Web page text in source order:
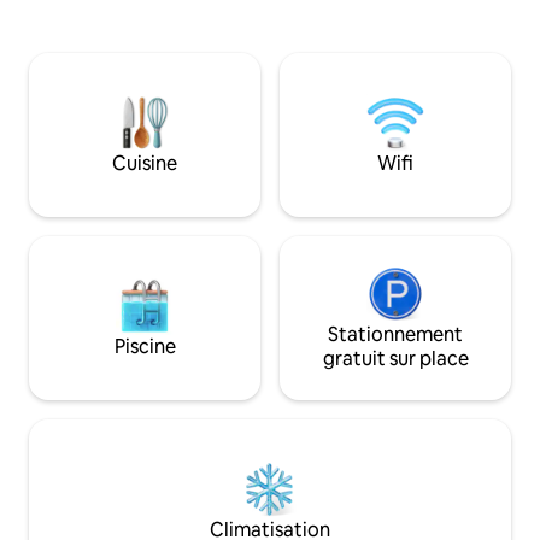
✨Service de
dépose disponible ✨ Sécurité de
Les voyageurs
assistance
fois que
Cuisine Wifi
Piscine
Stationnement
gratuit sur place
Climatisation